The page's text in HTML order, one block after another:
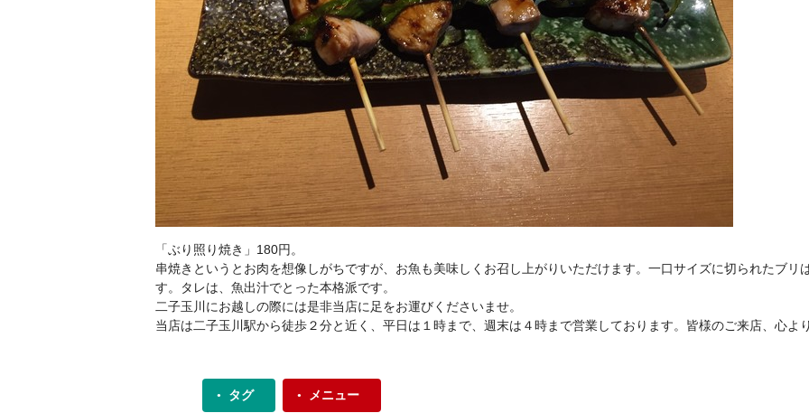
「ぶり照り焼き」180円。
串焼きというとお肉を想像しがちですが、お魚も美味しくお召し上がりいただけます。一口サイズに切られたブリ
す。タレは、魚出汁でとった本格派です。
二子玉川にお越しの際には是非当店に足をお運びくださいませ。
当店は二子玉川駅から徒歩２分と近く、平日は１時まで、週末は４時まで営業しております。皆様のご来店、心よ
タグ メニュー